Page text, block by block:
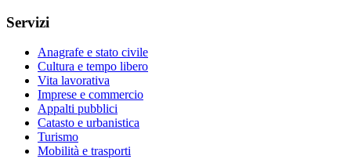
Servizi
Anagrafe e stato civile
Cultura e tempo libero
Vita lavorativa
Imprese e commercio
Appalti pubblici
Catasto e urbanistica
Turismo
Mobilità e trasporti